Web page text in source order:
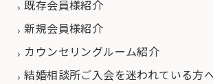
既存会員様紹介
新規会員様紹介
カウンセリングルーム紹介
結婚相談所ご入会を迷われている方